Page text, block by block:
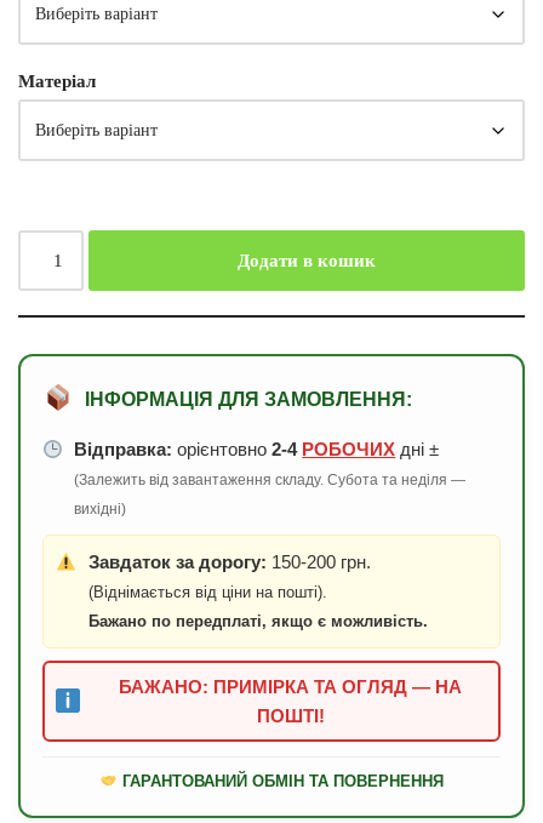
Матеріал
Додати в кошик
ІНФОРМАЦІЯ ДЛЯ ЗАМОВЛЕННЯ:
Відправка: орієнтовно2-4 РОБОЧИХ дні ±
(Залежить від завантаження складу. Субота та неділя —
вихідні)
Завдаток за дорогу: 150-200 грн.
(Віднімається від ціни на пошті).
Бажано по передплаті, якщо є можливість.
БАЖАНО: ПРИМІРКА ТА ОГЛЯД — НА
ПОШТІ!
ГАРАНТОВАНИЙ ОБМІН ТА ПОВЕРНЕННЯ